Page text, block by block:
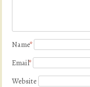
Name*
Email*
Website